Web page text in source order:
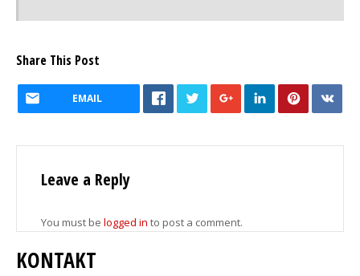
Share This Post
EMAIL
Leave a Reply
You must be logged in to post a comment.
KONTAKT